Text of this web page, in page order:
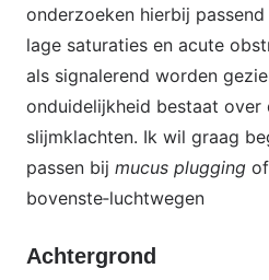
onderzoeken hierbij
lage saturaties en acute
als signalerend worden
onduidelijkheid bestaat over
slijmklachten. Ik wil graag
passen bij mucus plugging
bovenste‑luchtwegen
Achtergrond